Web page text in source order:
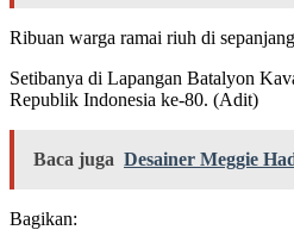
Ribuan warga ramai riuh di
Setibanya di Lapangan Batalyon
Republik Indonesia ke-80. (Adit)
Baca juga Desainer Meggie
Bagikan: